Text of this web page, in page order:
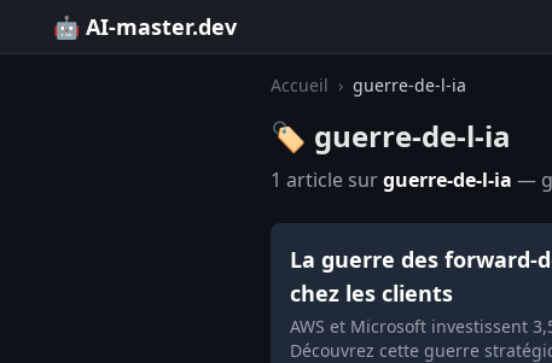
🤖 AI-master.dev
Accueil › guerre-de-l-ia
🏷️ guerre-de-l-ia
1 article surguerre-de-l-ia —
La guerre des forward-
chez les clients
AWS et Microsoft investissent
Découvrez cette guerre